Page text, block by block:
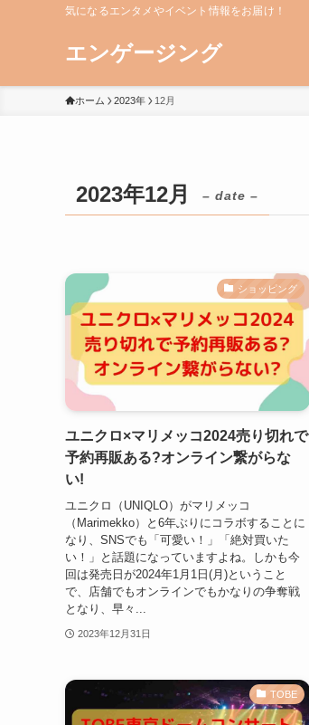
気になるエンタメやイベント情報をお届け！
エンゲージング
ホーム 2023年 12月
2023年12月 – date –
ショッピング
ユニクロ×マリメッコ2024売り切れで
予約再販ある?オンライン繋がらな
い!
ユニクロ（UNIQLO）がマリメッコ
（Marimekko）と6年ぶりにコラボすることに
なり、SNSでも「可愛い！」「絶対買いた
い！」と話題になっていますよね。しかも今
回は発売日が2024年1月1日(月)ということ
で、店舗でもオンラインでもかなりの争奪戦
となり、早々...
2023年12月31日
TOBE